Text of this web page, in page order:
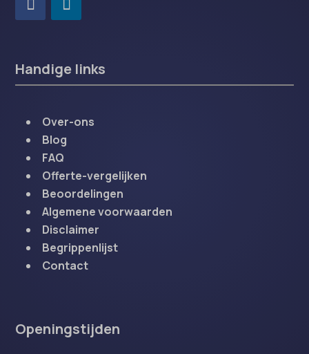
Handige links
Over-ons
Blog
FAQ
Offerte-vergelijken
Beoordelingen
Algemene voorwaarden
Disclaimer
Begrippenlijst
Contact
Openingstijden